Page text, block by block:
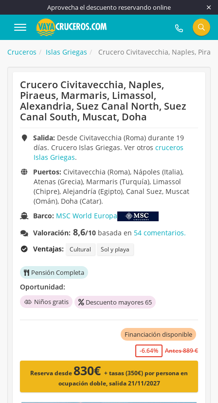
Aprovecha el descuento reservando online
917 815 555
Cruceros Islas Griegas Crucero Civitavecchia, Naples,
Crucero Civitavecchia, Naples,
Piraeus, Marmaris, Limassol,
Alexandria, Suez Canal North, Suez
Canal South, Muscat, Doha
Salida: Desde Civitavecchia (Roma) durante 19
días. Crucero Islas Griegas. Ver otros cruceros
Islas Griegas.
Puertos: Civitavecchia (Roma), Nápoles (Italia),
Atenas (Grecia), Marmaris (Turquía), Limassol
(Chipre), Alejandría (Egipto), Canal Suez, Muscat
(Omán), Doha (Catar).
Barco: MSC World Europa
Valoración: 8,6/10 basada en 54 comentarios.
Ventajas:
Cultural Sol y playa
Pensión Completa
Oportunidad:
Niños gratis Descuento mayores 65
Financiación disponible
-6.64% Antes 889 €
Reserva desde 830€ + tasas (350€) por persona en
ocupación doble, salida 21/11/2027